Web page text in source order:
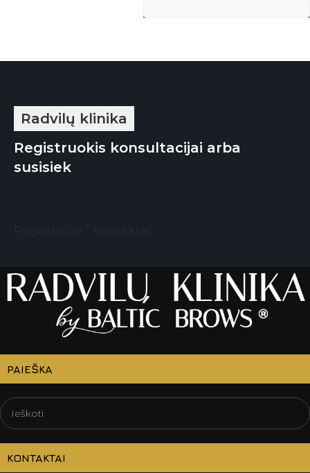
Radvilų klinika
Registruokis konsultacijai arba
susisiek
Registracija Kontaktai
PAIEŠKA
KONTAKTAI